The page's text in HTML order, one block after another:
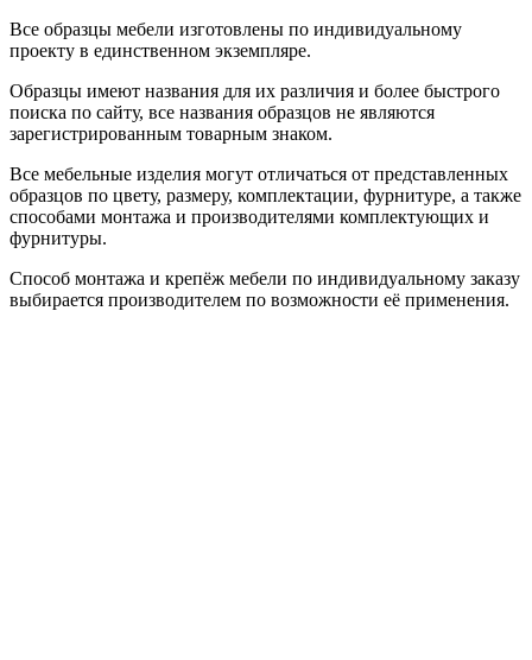
Все образцы мебели изготовлены по индивидуальному
проекту в единственном экземпляре.
Образцы имеют названия для их различия и более быстрого
поиска по сайту, все названия образцов не являются
зарегистрированным товарным знаком.
Все мебельные изделия могут отличаться от представленных
образцов по цвету, размеру, комплектации, фурнитуре, а также
способами монтажа и производителями комплектующих и
фурнитуры.
Способ монтажа и крепёж мебели по индивидуальному заказу
выбирается производителем по возможности её применения.